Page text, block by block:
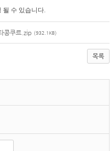
될 수 있습니다.
콩쿠르.zip (932.1KB)
목록